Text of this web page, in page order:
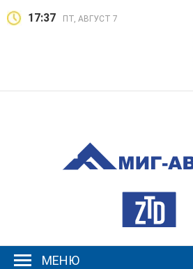
17:37 ПТ, АВГУСТ 7
МЕНЮ